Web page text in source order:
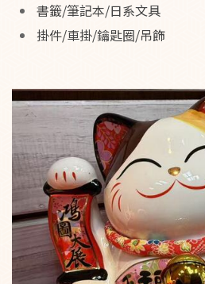
書籤/筆記本/日系文具
掛件/車掛/鑰匙圈/吊飾